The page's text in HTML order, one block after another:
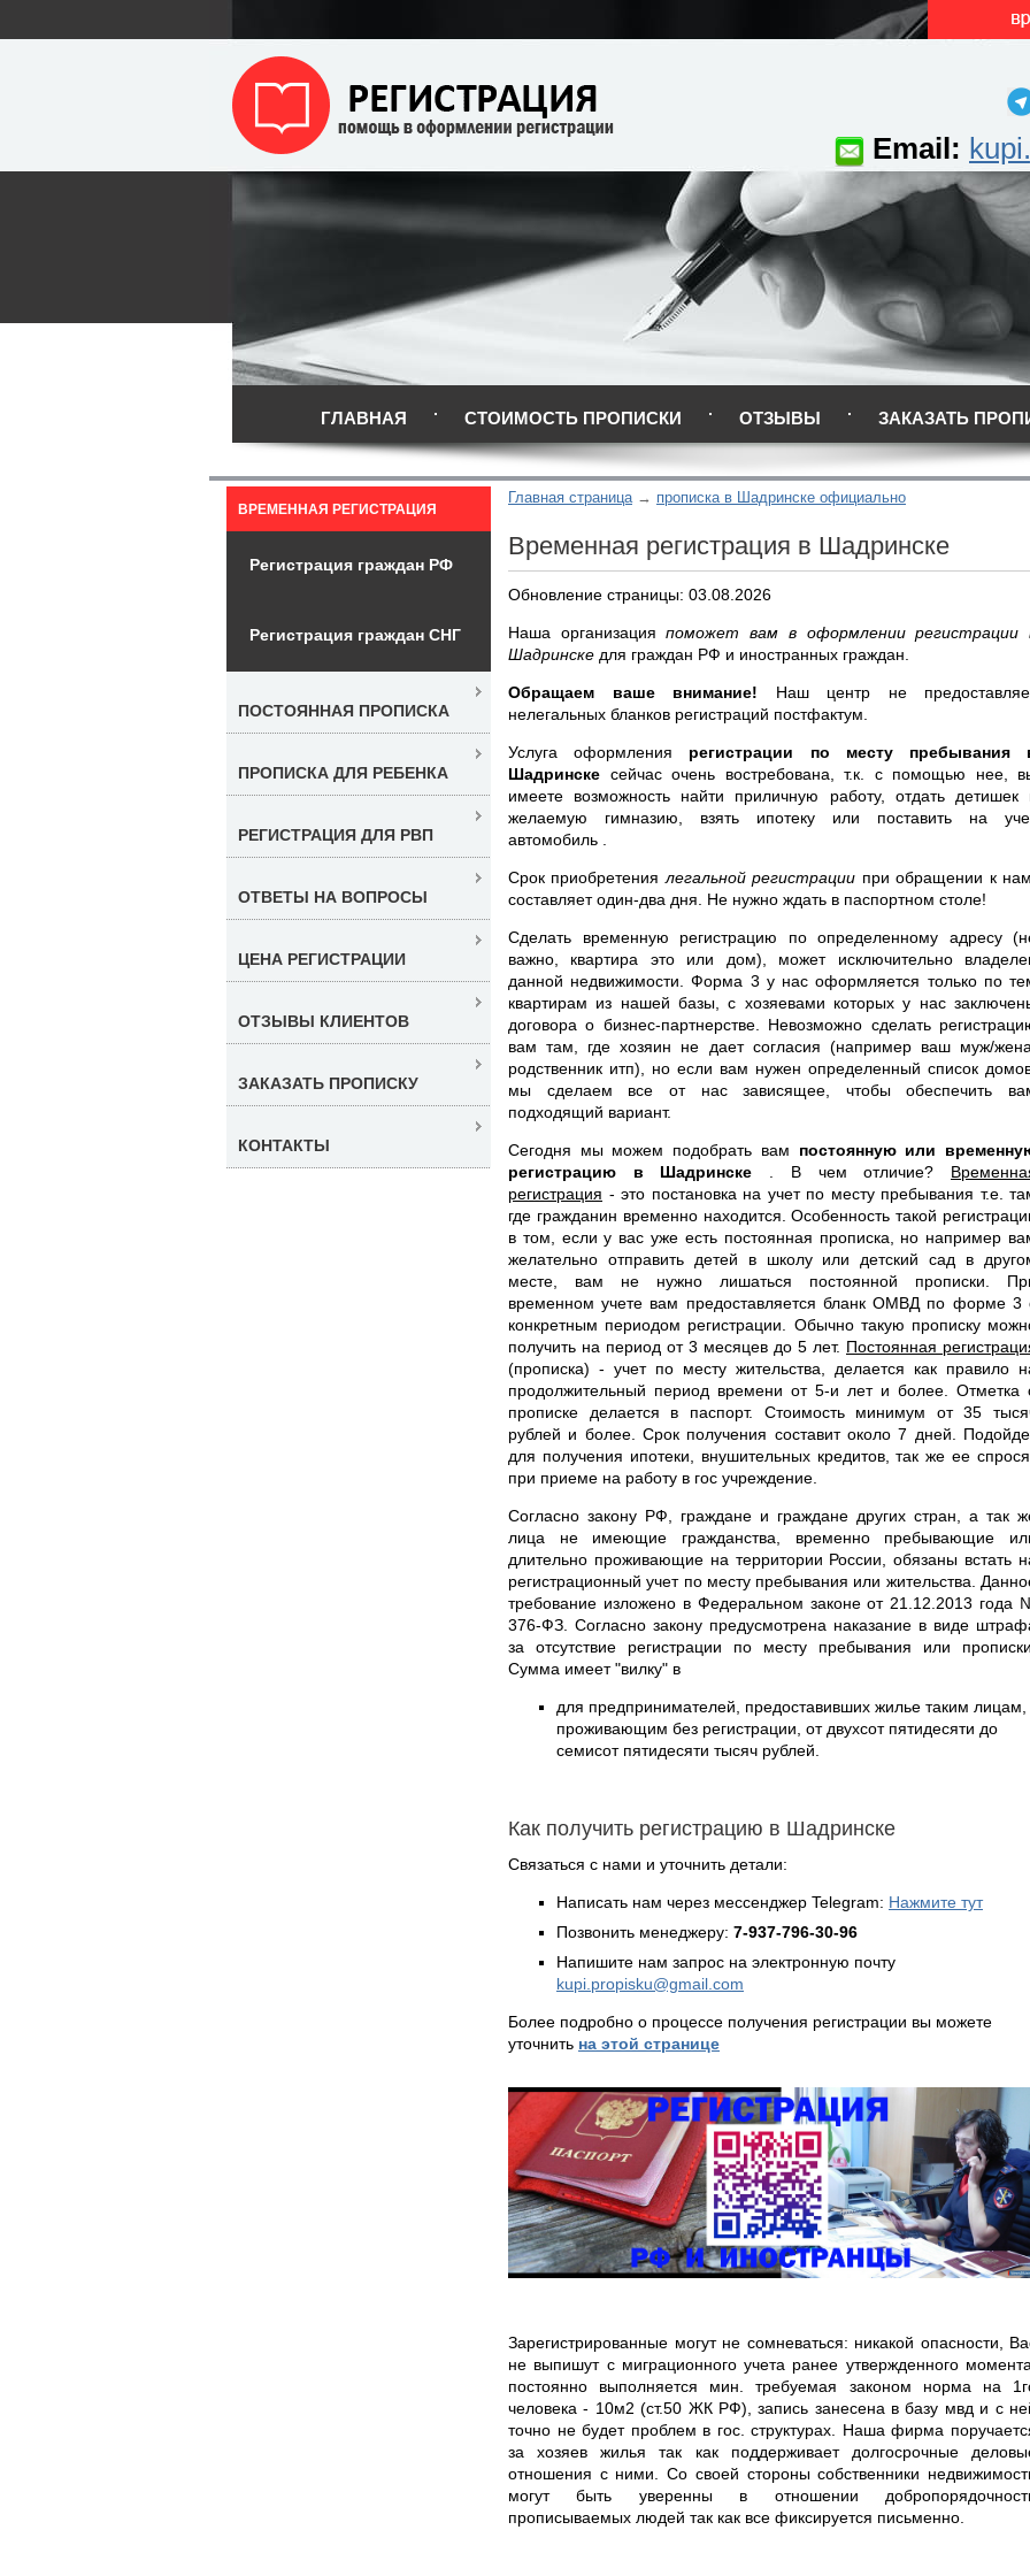
Email:
ГЛАВНАЯ СТОИМОСТЬ ПРОПИСКИ ОТЗЫВЫ ЗАКАЗАТЬ
Главная страница прописка в Шадринске официально
Временная регистрация в Шадринске
Обновление страницы: 03.08.2026
Наша организацияпоможет вам в оформлении регистрации
Шадринске для граждан РФ и иностранных граждан.
Обращаем ваше внимание! Наш центр не
нелегальных бланков регистраций постфактум.
Услуга оформления регистрации по месту пребывания
Шадринске сейчас очень востребована, т.к. с помощью нее,
имеете возможность найти приличную работу, отдать детишек
желаемую гимназию, взять ипотеку или поставить на
автомобиль .
Срок приобретения легальной регистрации при обращении к нам,
составляет один-два дня. Не нужно ждать в паспортном столе!
Сделать временную регистрацию по определенному адресу
важно, квартира это или дом), может исключительно
данной недвижимости. Форма 3 у нас оформляется только по
квартирам из нашей базы, с хозяевами которых у нас
договора о бизнес-партнерстве. Невозможно сделать
вам там, где хозяин не дает согласия (например ваш муж/
родственник итп), но если вам нужен определенный список
мы сделаем все от нас зависящее, чтобы обеспечить
подходящий вариант.
Сегодня мы можем подобрать вам постоянную или
регистрацию в Шадринске
. В чем отличие?
регистрация - это постановка на учет по месту пребывания т.е.
где гражданин временно находится. Особенность такой
в том, если у вас уже есть постоянная прописка, но например
желательно отправить детей в школу или детский сад в
месте, вам не нужно лишаться постоянной прописки.
временном учете вам предоставляется бланк ОМВД по форме 3
конкретным периодом регистрации. Обычно такую прописку
получить на период от 3 месяцев до 5 лет. Постоянная
(прописка) - учет по месту жительства, делается как правило
продолжительный период времени от 5-и лет и более. Отметка
прописке делается в паспорт. Стоимость минимум от 35
рублей и более. Срок получения составит около 7 дней.
для получения ипотеки, внушительных кредитов, так же ее
при приеме на работу в гос учреждение.
Согласно закону РФ, граждане и граждане других стран, а так
лица не имеющие гражданства, временно пребывающие
длительно проживающие на территории России, обязаны встать
регистрационный учет по месту пребывания или жительства.
требование изложено в Федеральном законе от 21.12.2013 года
376-ФЗ. Согласно закону предусмотрена наказание в виде
за отсутствие регистрации по месту пребывания или прописки.
Сумма имеет "вилку" в
для предпринимателей, предоставивших жилье таким лицам,
проживающим без регистрации, от двухсот пятидесяти до
семисот пятидесяти тысяч рублей.
Как получить регистрацию в Шадринске
Связаться с нами и уточнить детали:
Написать нам через мессенджер Telegram: Нажмите тут
Позвонить менеджеру: 7-937-796-30-96
Напишите нам запрос на электронную почту
kupi.propisku@gmail.com
Более подробно о процессе получения регистрации вы можете
уточнить на этой странице
Зарегистрированные могут не сомневаться: никакой опасности,
не выпишут с миграционного учета ранее утвержденного
постоянно выполняется мин. требуемая законом норма на
человека - 10м2 (ст.50 ЖК РФ), запись занесена в базу мвд и с
точно не будет проблем в гос. структурах. Наша фирма
за хозяев жилья так как поддерживает долгосрочные
отношения с ними. Со своей стороны собственники
могут быть уверенны в отношении
прописываемых людей так как все фиксируется письменно.
ВРЕМЕННАЯ РЕГИСТРАЦИЯ
Регистрация граждан РФ
Регистрация граждан СНГ
ПОСТОЯННАЯ ПРОПИСКА
ПРОПИСКА ДЛЯ РЕБЕНКА
РЕГИСТРАЦИЯ ДЛЯ РВП
ОТВЕТЫ НА ВОПРОСЫ
ЦЕНА РЕГИСТРАЦИИ
ОТЗЫВЫ КЛИЕНТОВ
ЗАКАЗАТЬ ПРОПИСКУ
КОНТАКТЫ